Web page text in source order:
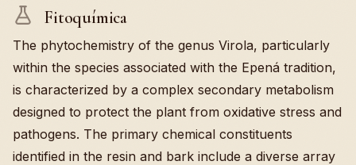
Fitoquímica
The phytochemistry of the genus Virola, particularly
within the species associated with the Epená tradition,
is characterized by a complex secondary metabolism
designed to protect the plant from oxidative stress and
pathogens. The primary chemical constituents
identified in the resin and bark include a diverse array